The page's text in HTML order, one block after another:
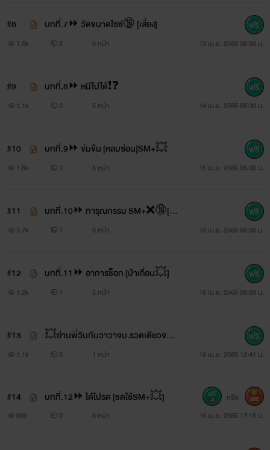
#8 บทที่.7⏩ วัดขนาดไซซ์🔞 [เสี่ยง]
1.5k 2 6 หน้า 13 เม.ย. 2565 05:30 น.
#9 บทที่.8⏩ หนีไปได้❗️❓
1.1k 3 5 หน้า 14 เม.ย. 2565 05:30 น.
#10 บทที่.9⏩ ข่มขืน [หลบซ่อน]SM+💥
1.8k 3 5 หน้า 15 เม.ย. 2565 05:30 น.
#11
บทที่.10⏩ ทารุณกรรม SM+❌🔞[โล
กสวยงดอ่าน ]
1.7k 1 6 หน้า 16 เม.ย. 2565 05:30 น.
#12 บทที่.11⏩ อาการช็อก [ป่าเถื่อน💥]
1.2k 1 5 หน้า 16 เม.ย. 2565 08:29 น.
#13
💥อ่านพี่วินกับวาวาจบ.รวดเดียวจบ
💥อีบุ๊กมาแล้ว[NC+แน่น]
1.1k 0 1 หน้า 16 เม.ย. 2565 12:41 น.
#14 บทที่.12⏩ ได้โปรด [ชดใช้SM+💥]
606 0 8 หน้า 16 เม.ย. 2565 17:15 น.
หรือ 300